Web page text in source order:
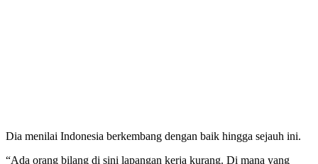
Dia menilai Indonesia berkembang dengan baik hingga sejauh ini.
“Ada orang bilang di sini lapangan kerja kurang. Di mana yang